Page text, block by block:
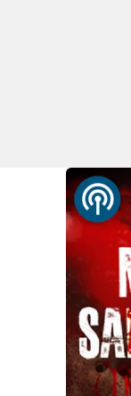
Android
Apple